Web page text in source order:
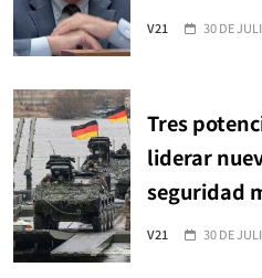
V21 30 DE
Tres
liderar
seguridad
V21 30 DE